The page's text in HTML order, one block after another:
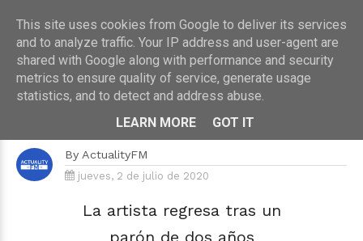
HOME›MÚSICA
Mireya Bravo lanza "Cuando Tú Te
Vas", su nuevo single
By ActualityFM
jueves, 2 de julio de 2020
La artista regresa tras un
parón de dos años
This site uses cookies from Google to deliver its services
and to analyze traffic. Your IP address and user-agent are
shared with Google along with performance and security
metrics to ensure quality of service, generate usage
statistics, and to detect and address abuse.
LEARN MORE
GOT IT